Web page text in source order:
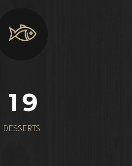
1 9
DESSERTS